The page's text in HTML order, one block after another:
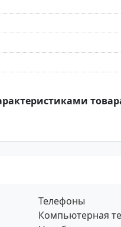
Телефоны
Компьютерная